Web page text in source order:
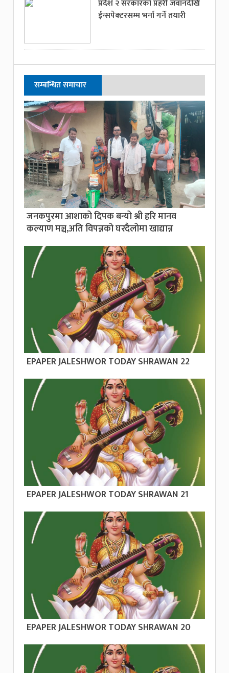
प्रदेश २ सरकारको प्रहरी जवानदेखि
ईन्सपेक्टरसम्म भर्ना गर्ने तयारी
सम्बन्धित समाचार
जनकपुरमा आशाको दिपक बन्यो श्री हरि मानव
कल्याण मञ्च,अति विपन्नको घरदैलोमा खाद्यान्न
EPAPER JALESHWOR TODAY SHRAWAN 22
EPAPER JALESHWOR TODAY SHRAWAN 21
EPAPER JALESHWOR TODAY SHRAWAN 20